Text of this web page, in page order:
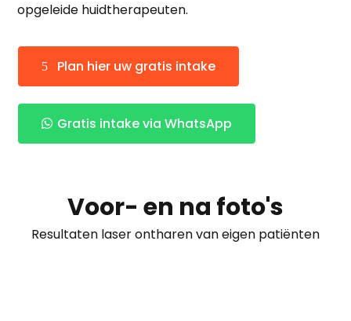
opgeleide huidtherapeuten.
Plan hier uw gratis intake
Gratis intake via WhatsApp
Voor- en na foto's
Resultaten laser ontharen van eigen patiënten